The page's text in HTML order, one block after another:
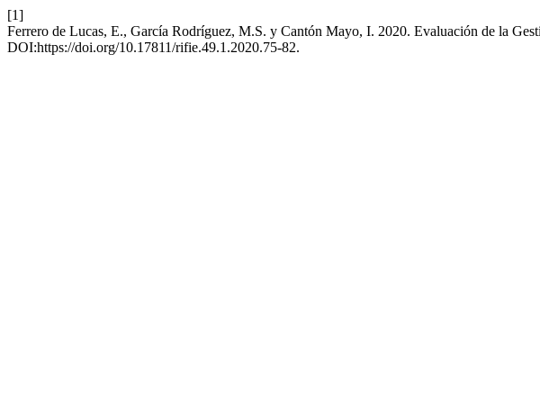
[1]
Ferrero de Lucas, E., García Rodríguez, M.S. y Cantón Mayo, I. 2020. Evaluación de la
DOI:https://doi.org/10.17811/rifie.49.1.2020.75-82.